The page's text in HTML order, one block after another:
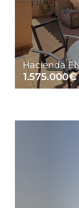
Hacienda
1.575.000€